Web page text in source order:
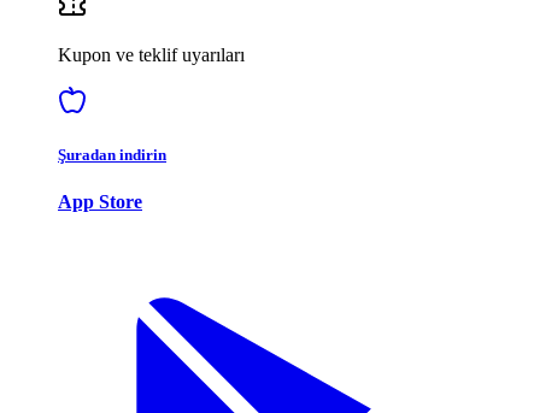
Kupon ve teklif uyarıları
Şuradan indirin
App Store